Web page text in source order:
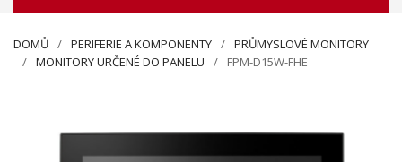
DOMŮ PERIFERIE A KOMPONENTY
PRŮMYSLOVÉ MONITORY
MONITORY URČENÉ DO PANELU
FPM-D15W-FHE